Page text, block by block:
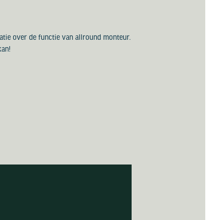
over de functie van allround monteur.